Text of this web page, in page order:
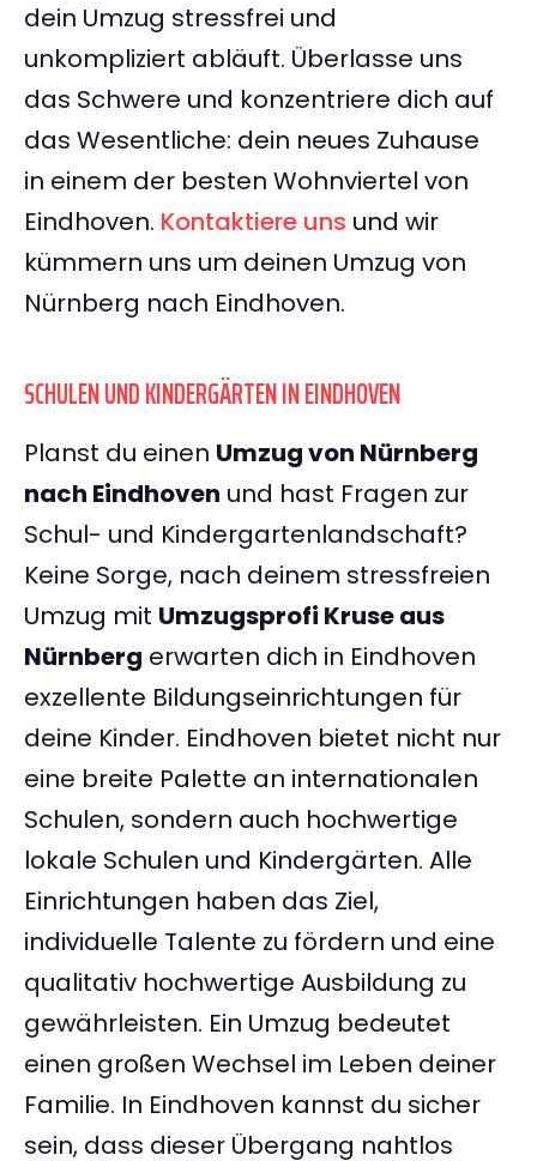
dein Umzug stressfrei und
unkompliziert abläuft. Überlasse uns
das Schwere und konzentriere dich auf
das Wesentliche: dein neues Zuhause
in einem der besten Wohnviertel von
Eindhoven. Kontaktiere uns und wir
kümmern uns um deinen Umzug von
Nürnberg nach Eindhoven.
SCHULEN UND KINDERGÄRTEN IN EINDHOVEN
Planst du einen Umzug von Nürnberg
nach Eindhoven und hast Fragen zur
Schul- und Kindergartenlandschaft?
Keine Sorge, nach deinem stressfreien
Umzug mit Umzugsprofi Kruse aus
Nürnberg erwarten dich in Eindhoven
exzellente Bildungseinrichtungen für
deine Kinder. Eindhoven bietet nicht nur
eine breite Palette an internationalen
Schulen, sondern auch hochwertige
lokale Schulen und Kindergärten. Alle
Einrichtungen haben das Ziel,
individuelle Talente zu fördern und eine
qualitativ hochwertige Ausbildung zu
gewährleisten. Ein Umzug bedeutet
einen großen Wechsel im Leben deiner
Familie. In Eindhoven kannst du sicher
sein, dass dieser Übergang nahtlos